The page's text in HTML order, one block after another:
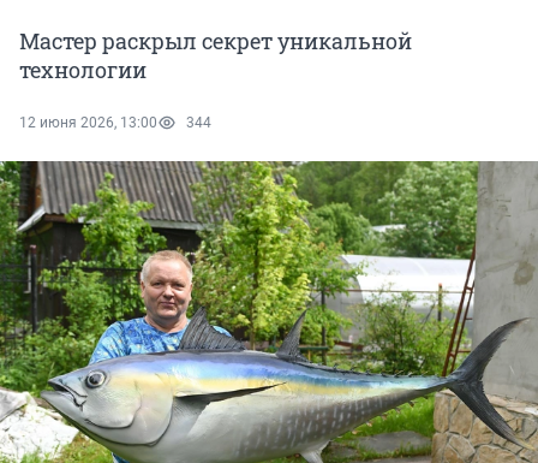
Мастер раскрыл секрет уникальной
технологии
12 июня 2026, 13:00 344